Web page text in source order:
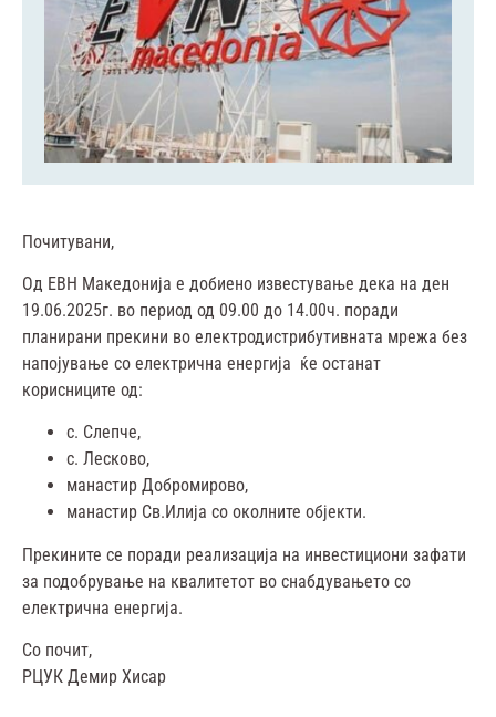
Почитувани,
Од ЕВН Mакедонија е добиено известување дека на ден
19.06.2025г. во период од 09.00 до 14.00ч. поради
планирани прекини во електродистрибутивната мрежа без
напојување со електрична енергија ќе останат
корисниците од:
с. Слепче,
с. Лесково,
манастир Добромирово,
манастир Св.Илија со околните објекти.
Прекините се поради реализација на инвестициони зафати
за подобрување на квалитетот во снабдувањето со
електрична енергија.
Со почит,
РЦУК Демир Хисар